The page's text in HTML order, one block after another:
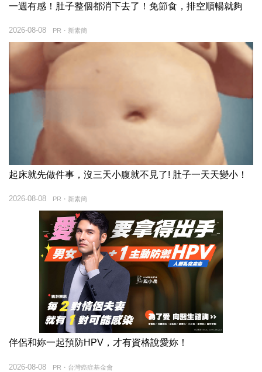
一週有感！肚子整個都消下去了！免節食，排空順暢就夠
PR・新素簡
2026-08-08
起床就先做件事，沒三天小腹就不見了! 肚子一天天變小！
PR・新素簡
2026-08-08
伴侶和妳一起預防HPV，才有資格說愛妳！
PR・台灣癌症基金會
2026-08-08